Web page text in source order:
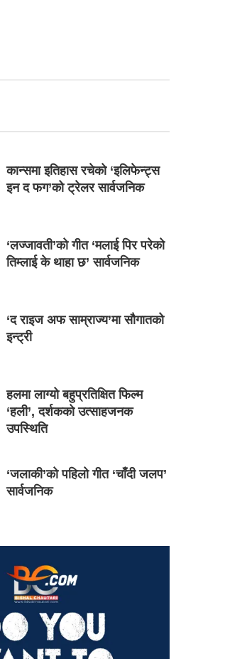
कान्समा इतिहास रचेको ‘इलिफेन्ट्स
इन द फग’को ट्रेलर सार्वजनिक
‘लज्जावती’को गीत ‘मलाई पिर परेको
तिम्लाई के थाहा छ’ सार्वजनिक
‘द राइज अफ साम्राज्य’मा सौगातको
इन्ट्री
हलमा लाग्यो बहुप्रतिक्षित फिल्म
‘हली’, दर्शकको उत्साहजनक
उपस्थिति
‘जलाकी’को पहिलो गीत ‘चाँदी जलप’
सार्वजनिक